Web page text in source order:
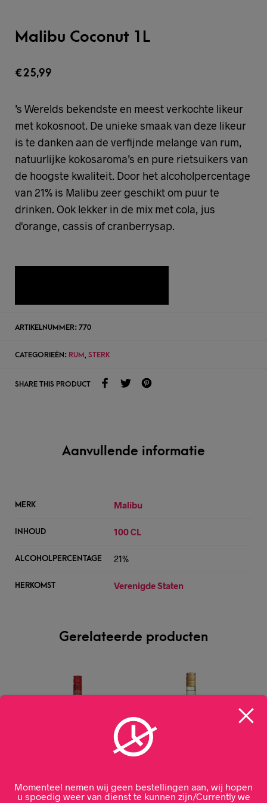
Malibu Coconut 1L
€25,99
’s Werelds bekendste en meest verkochte likeur
met kokosnoot. De unieke smaak van deze likeur
is te danken aan de verfijnde melange van rum,
natuurlijke kokosaroma’s en pure rietsuikers van
de hoogste kwaliteit. Door het alcoholpercentage
van 21% is Malibu zeer geschikt om puur te
drinken. Ook lekker in de mix met cola, jus
d'orange, cassis of cranberrysap.
ARTIKELNUMMER: 770
CATEGORIEËN: RUM STERK
SHARE THIS PRODUCT
Aanvullende informatie
MERK Malibu
INHOUD 100 CL
ALCOHOLPERCENTAGE 21%
HERKOMST Verenigde Staten
Gerelateerde producten
Momenteel nemen wij geen bestellingen aan, wij hopen
u spoedig weer van dienst te kunnen zijn/Currently we